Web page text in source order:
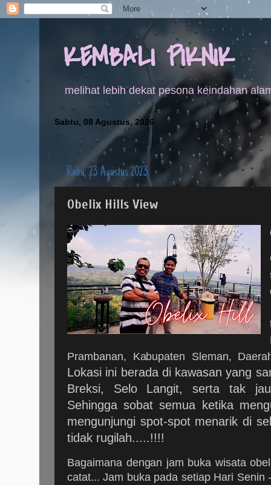
KEMBALI PIKNIK
melihat lebih dekat pesona keindahan
Sabtu, 08 Agustus, 2026
Rabu, 23 Agustus 2023
Obelix Hills View
Prambanan, Kabupaten Sleman,
Lokasi ini berada di kawasan yang
Breksi, Selo Langit, serta tak
Sehingga sobat semua ketika
mengunjungi spot-spot menarik di
tidak rugilah.....!!!!
Bagaimana dengan jam buka wisata
catat... Jam buka pada setiap Hari Senin